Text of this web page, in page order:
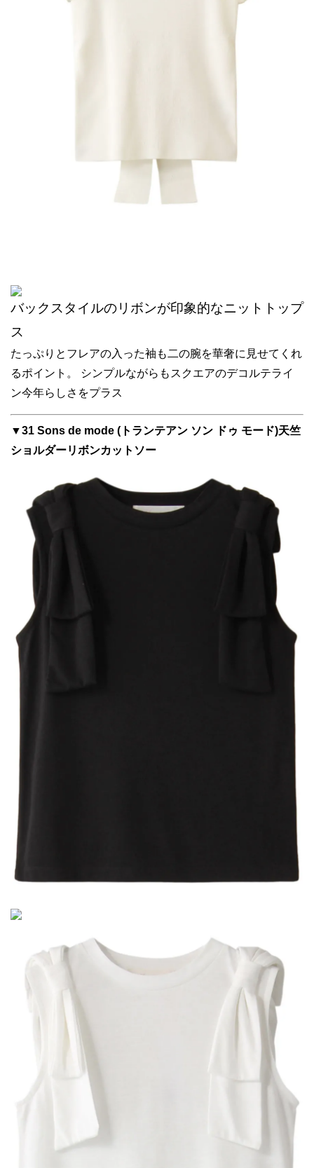
バックスタイルのリボンが印象的なニットトップ
ス
たっぷりとフレアの入った袖も二の腕を華奢に見せてくれ
るポイント。 シンプルながらもスクエアのデコルテライ
ン今年らしさをプラス
▼31 Sons de mode (トランテアン ソン ドゥ モード)天竺
ショルダーリボンカットソー